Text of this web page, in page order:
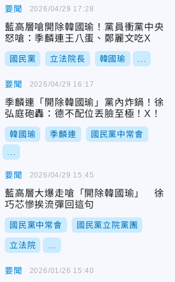
要聞
藍高層嗆開除韓國瑜！黨員衝黨中央
怒嗆：季麟連王八蛋、鄭麗文吃X
國民黨 立法院長 韓國瑜
2026/04/29 17:28
要聞
季麟連「開除韓國瑜」黨內炸鍋！徐
弘庭砲轟：德不配位丟臉至極！X！
韓國瑜 季麟連 國民黨中常會
2026/04/29 16:17
要聞
藍高層大爆走嗆「開除韓國瑜」 徐
巧芯慘挨流彈回這句
國民黨中常會 國民黨立院黨團
立法院
2026/04/29 15:45
要聞 2026/01/26 15:40